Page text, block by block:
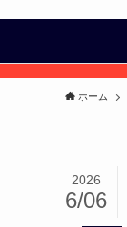
ホーム
2026
6/06